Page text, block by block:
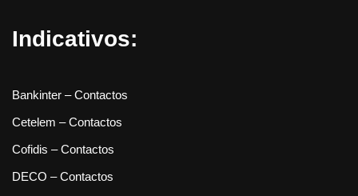
Indicativos:
Bankinter – Contactos
Cetelem – Contactos
Cofidis – Contactos
DECO – Contactos